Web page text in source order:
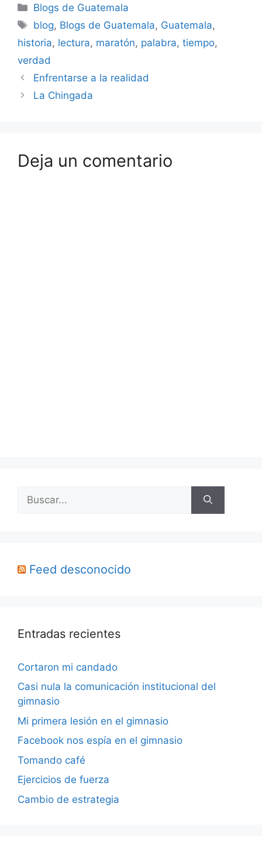
Categorías
Blogs de Guatemala
Etiquetas
blog, Blogs de Guatemala, Guatemala,
historia, lectura, maratón, palabra, tiempo,
verdad
Enfrentarse a la realidad
La Chingada
Deja un comentario
Feed desconocido
Entradas recientes
Cortaron mi candado
Casi nula la comunicación institucional del
gimnasio
Mi primera lesión en el gimnasio
Facebook nos espía en el gimnasio
Tomando café
Ejercicios de fuerza
Cambio de estrategia